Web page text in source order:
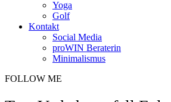
Yoga
Golf
Kontakt
Social Media
proWIN Beraterin
Minimalismus
FOLLOW ME